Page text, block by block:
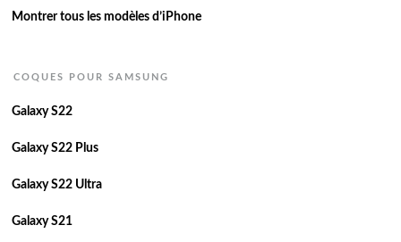
Montrer tous les modèles d’iPhone
COQUES POUR SAMSUNG
Galaxy S22
Galaxy S22 Plus
Galaxy S22 Ultra
Galaxy S21